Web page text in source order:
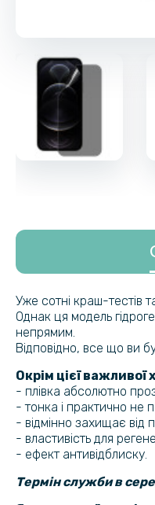
Уже сотні краш-тестів
Однак ця модель
непрямим.
Відповідно, все що ви
Окрім цієї
- плівка абсолютно
- тонка і практично не
- відмінно захищає від
- властивість для
- ефект антивідблиску.
Термін служби в